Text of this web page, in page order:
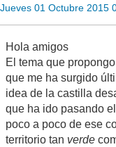
Jueves 01 Octubre 2015
Hola amigos
El tema que
que me ha surgido
idea de la castilla
que ha ido pasando
poco a poco de ese
territorio tan verde